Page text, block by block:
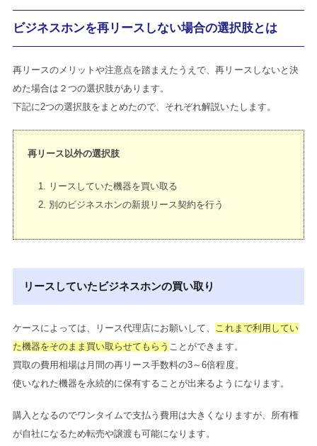
ビジネスホンを再リースしない場合の選択肢とは
再リースのメリットや注意点を踏まえたうえで、再リースしないと決
めた場合は２つの選択肢があります。
下記に2つの選択肢をまとめたので、それぞれ解説いたします。
再リース以外の選択肢
リースしていた機器を買い取る
別のビジネスホンの新規リース契約を行う
リースしていたビジネスホンの買い取り
ケースによっては、リース代理店にお願いして、
これまで利用してい
た機器をそのまま買い取らせてもらう ことができます。
買取の費用相場は月間の再リース手数料の3～6倍程度。
使いなれた機器を永続的に保有することが出来るようになります。
購入となるのでワンタイムで支払う費用は大きくなりますが、所有権
が自社になるため転売や譲渡も可能になります。